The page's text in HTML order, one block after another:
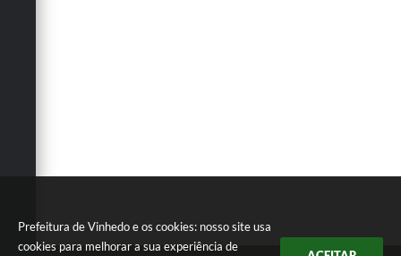
Prefeitura de Vinhedo e os cookies: nosso site usa
cookies para melhorar a sua experiência de